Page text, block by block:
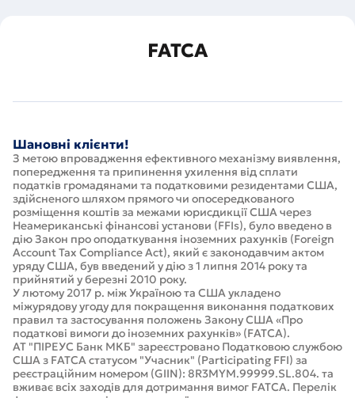
FATCA
Шановні клієнти!
З метою впровадження ефективного механізму виявлення,
попередження та припинення ухилення від сплати
податків громадянами та податковими резидентами США,
здійсненого шляхом прямого чи опосередкованого
розміщення коштів за межами юрисдикції США через
Неамериканські фінансові установи (FFIs), було введено в
дію Закон про оподаткування іноземних рахунків (Foreign
Account Tax Compliance Act), який є законодавчим актом
уряду США, був введений у дію з 1 липня 2014 року та
прийнятий у березні 2010 року.
У лютому 2017 р. між Україною та США укладено
міжурядову угоду для покращення виконання податкових
правил та застосування положень Закону США «Про
податкові вимоги до іноземних рахунків» (FATCA).
АТ "ПІРЕУС Банк МКБ" зареєстровано Податковою службою
США з FATCA статусом "Учасник" (Participating FFI) за
реєстраційним номером (GIIN): 8R3MYM.99999.SL.804. та
вживає всіх заходів для дотримання вимог FATCA. Перелік